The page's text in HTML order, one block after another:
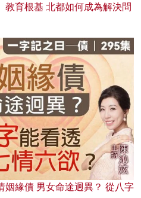
教育根基 北都如何成為解決問
姻緣債 男女命途迥異？ 從八字